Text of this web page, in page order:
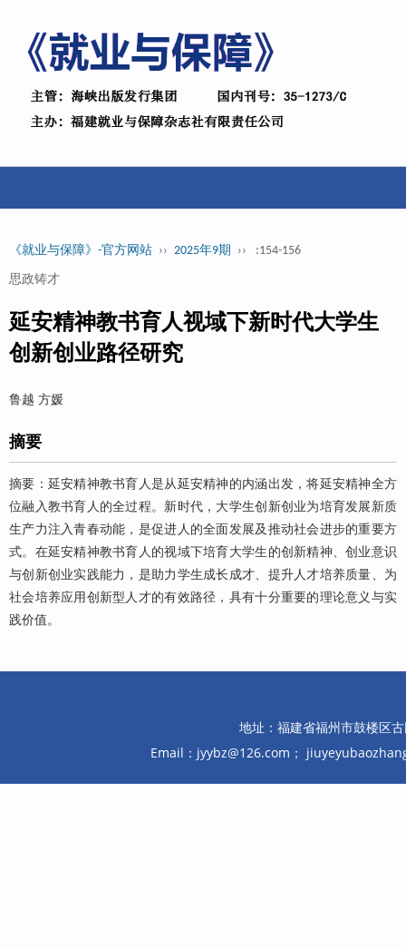
《就业与保障》-官方网站 ›› 2025年9期 ›› :154-156
思政铸才
延安精神教书育人视域下新时代大学生
创新创业路径研究
鲁越 方媛
摘要
摘要：延安精神教书育人是从延安精神的内涵出发，将延安精神全方
位融入教书育人的全过程。新时代，大学生创新创业为培育发展新质
生产力注入青春动能，是促进人的全面发展及推动社会进步的重要方
式。在延安精神教书育人的视域下培育大学生的创新精神、创业意识
与创新创业实践能力，是助力学生成长成才、提升人才培养质量、为
社会培养应用创新型人才的有效路径，具有十分重要的理论意义与实
践价值。
地址：福建省福州市鼓楼区
Email：jyybz@126.com；